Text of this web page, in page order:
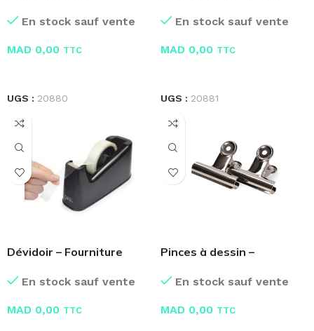
En stock sauf vente
MAD 0,00 TTC
UGS : 20880
En stock sauf vente
MAD 0,00 TTC
UGS : 20881
Dévidoir – Fourniture
En stock sauf vente
MAD 0,00 TTC
Pinces à dessin –
En stock sauf vente
MAD 0,00 TTC